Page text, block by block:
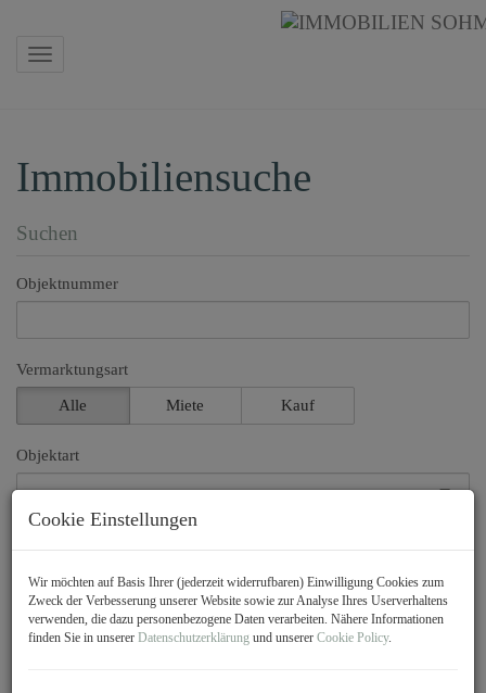
Navigation anzeigen
Immobiliensuche
Suchen
Objektnummer
Vermarktungsart
Alle Miete Kauf
Objektart
-
Zimmer
Cookie Einstellungen
Wir möchten auf Basis Ihrer (jederzeit widerrufbaren) Einwilligung Cookies zum
Zweck der Verbesserung unserer Website sowie zur Analyse Ihres Userverhaltens
verwenden, die dazu personenbezogene Daten verarbeiten. Nähere Informationen
finden Sie in unserer Datenschutzerklärung und unserer Cookie Policy.